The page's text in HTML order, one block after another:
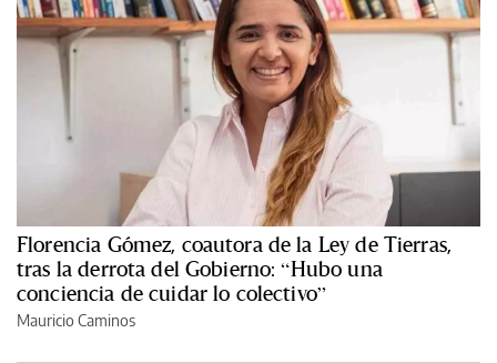
Florencia Gómez, coautora de la Ley de Tierras,
tras la derrota del Gobierno: “Hubo una
conciencia de cuidar lo colectivo”
Mauricio Caminos